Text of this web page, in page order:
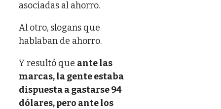
asociadas al ahorro.
Al otro, slogans que
hablaban de ahorro.
Y resultó que ante las
marcas, la gente estaba
dispuesta a gastarse 94
dólares, pero ante los